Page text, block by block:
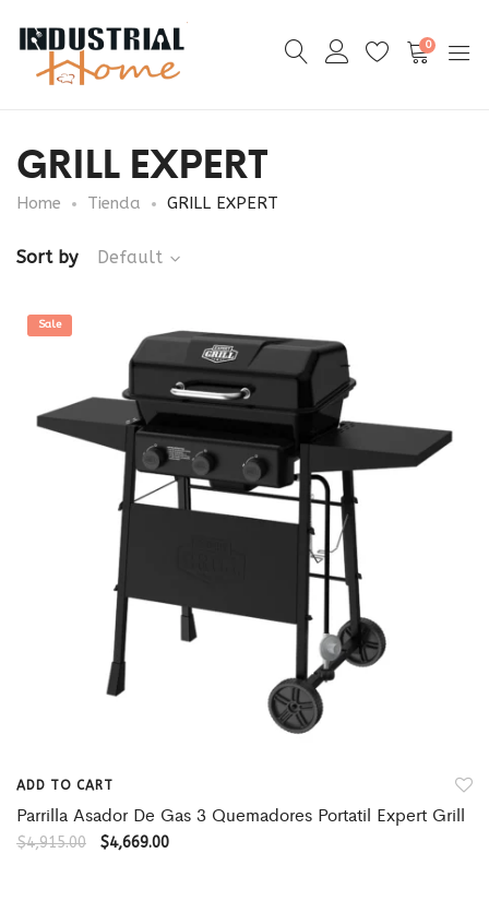
0
GRILL EXPERT
Home Tienda GRILL EXPERT
Sort by Default
Sale
ADD TO CART
Parrilla Asador De Gas 3 Quemadores Portatil Expert Grill
$4,915.00 $4,669.00